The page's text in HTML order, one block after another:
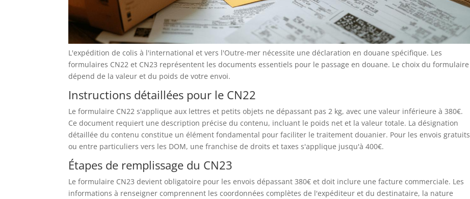
L'expédition de colis à l'international et vers l'Outre-mer nécessite une déclaration en douane spécifique. Les
formulaires CN22 et CN23 représentent les documents essentiels pour le passage en douane. Le choix du formulaire
dépend de la valeur et du poids de votre envoi.
Instructions détaillées pour le CN22
Le formulaire CN22 s'applique aux lettres et petits objets ne dépassant pas 2 kg, avec une valeur inférieure à 380€.
Ce document requiert une description précise du contenu, incluant le poids net et la valeur totale. La désignation
détaillée du contenu constitue un élément fondamental pour faciliter le traitement douanier. Pour les envois gratuits
ou entre particuliers vers les DOM, une franchise de droits et taxes s'applique jusqu'à 400€.
Étapes de remplissage du CN23
Le formulaire CN23 devient obligatoire pour les envois dépassant 380€ et doit inclure une facture commerciale. Les
informations à renseigner comprennent les coordonnées complètes de l'expéditeur et du destinataire, la nature